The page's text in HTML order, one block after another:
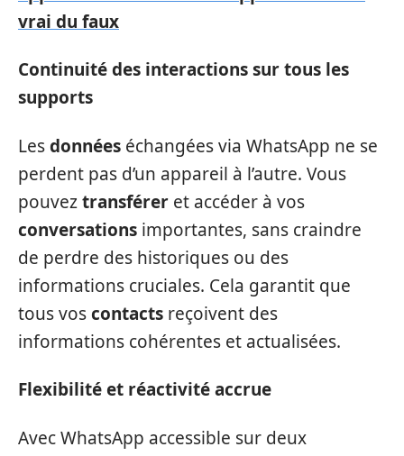
vrai du faux
Continuité des interactions sur tous les
supports
Lesdonnées échangées via WhatsApp ne se
perdent pas d’un appareil à l’autre. Vous
pouveztransférer et accéder à vos
conversations importantes, sans craindre
de perdre des historiques ou des
informations cruciales. Cela garantit que
tous voscontacts reçoivent des
informations cohérentes et actualisées.
Flexibilité et réactivité accrue
Avec WhatsApp accessible sur deux